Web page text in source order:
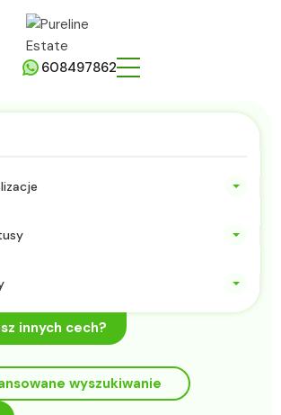
608497862
innych cech?
wyszukiwanie